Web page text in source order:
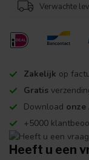
Verwachte
Zakelijk op
Gratis
Download onze
+5000
Heeft u een